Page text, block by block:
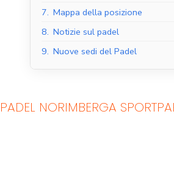
7. Mappa della posizione
8. Notizie sul padel
9. Nuove sedi del Padel
PADEL NORIMBERGA